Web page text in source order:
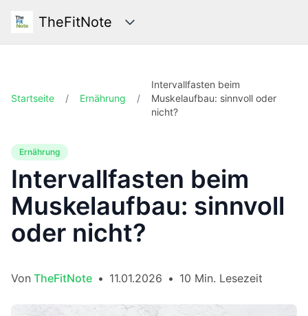
TheFitNote Kategorien
Startseite / Ernährung /
Intervallfasten beim
Muskelaufbau: sinnvoll oder
nicht?
Ernährung
Intervallfasten beim
Muskelaufbau: sinnvoll
oder nicht?
Von TheFitNote • 11.01.2026 • 10 Min. Lesezeit